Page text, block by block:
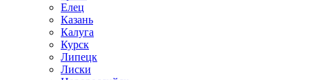
Елец
Казань
Калуга
Курск
Липецк
Лиски